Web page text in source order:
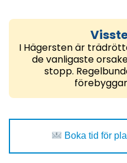
I Hägersten är
de vanligaste
stopp.
Boka tid för